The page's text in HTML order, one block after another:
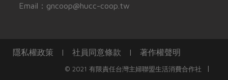
Email：gncoop@hucc-coop.tw
隱私權政策 | 社員同意條款 | 著作權聲明
© 2021 有限責任台灣主婦聯盟生活消費合作社 |